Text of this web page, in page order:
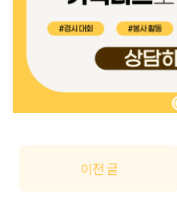
이전 글